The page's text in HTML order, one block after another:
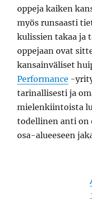
oppeja kaiken
myös runsaasti
kulissien takaa ja
oppejaan ovat
kansainväliset
Performance -
tarinallisesti ja
mielenkiintoista
todellinen anti on
osa-alueeseen